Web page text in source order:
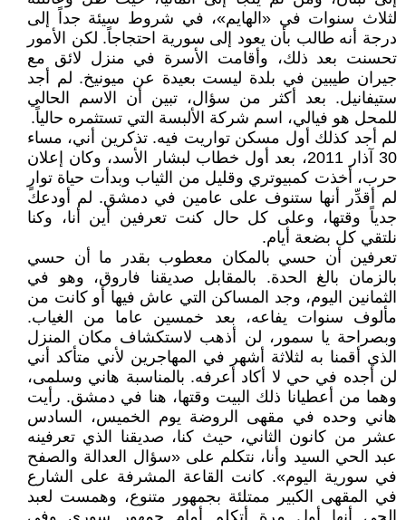
لثلاث سنوات في «الهايم»، في شروط سيئة جداً إلى
درجة أنه طالب بأن يعود إلى سورية احتجاجاً. لكن الأمور
تحسنت بعد ذلك، وأقامت الأسرة في منزل لائق مع
جيران طيبين في بلدة ليست بعيدة عن ميونيخ. لم أجد
ستيفانيل. بعد أكثر من سؤال، تبين أن الاسم الحالي
للمحل هو فيالي، اسم شركة الألبسة التي تستثمره حالياً.
لم أجد كذلك أول مسكن تواريت فيه. تذكرين أني، مساء
30 آذار 2011، بعد أول خطاب لبشار الأسد، وكان إعلان
حرب، أخذت كمبيوتري وقليل من الثياب وبدأت حياة توارٍ
لم أقدِّر أنها ستنوف على عامين في دمشق. لم أودعك
جدياً وقتها، وعلى كل حال كنت تعرفين أين أنا، وكنا
نلتقي كل بضعة أيام.
تعرفين أن حسي بالمكان معطوب بقدر ما أن حسي
بالزمان بالغ الحدة. بالمقابل صديقنا فاروق، وهو في
الثمانين اليوم، وجد المساكن التي عاش فيها أو كانت من
مألوف سنوات يفاعه، بعد خمسين عاما من الغياب.
وبصراحة يا سمور، لن أذهب لاستكشاف مكان المنزل
الذي أقمنا به لثلاثة أشهر في المهاجرين لأني متأكد أني
لن أجده في حي لا أكاد أعرفه. بالمناسبة هاني وسلمى،
وهما من أعطيانا ذلك البيت وقتها، هنا في دمشق. رأيت
هاني وحده في مقهى الروضة يوم الخميس، السادس
عشر من كانون الثاني، حيث كنا، صديقنا الذي تعرفينه
عبد الحي السيد وأنا، نتكلم على «سؤال العدالة والصفح
في سورية اليوم». كانت القاعة المشرفة على الشارع
في المقهى الكبير ممتلئة بجمهور متنوع، وهمست لعبد